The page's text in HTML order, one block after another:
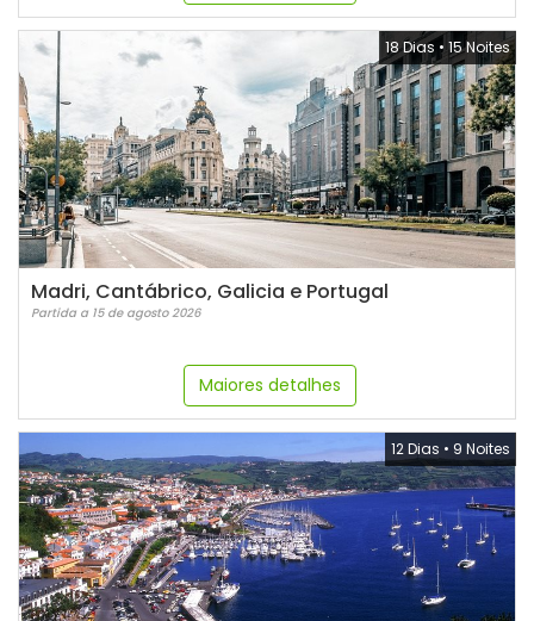
18 Dias • 15 Noites
Madri, Cantábrico, Galicia e Portugal
Partida a 15 de agosto 2026
Maiores detalhes
12 Dias • 9 Noites